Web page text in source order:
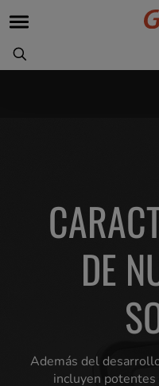
DE
Además del
incluyen